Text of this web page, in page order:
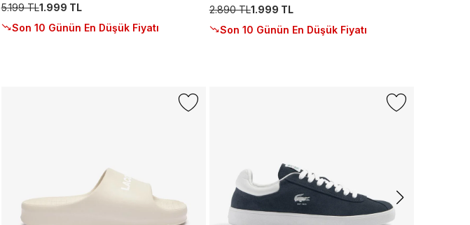
5.199 TL1.999 TL
Son 10 Günün En Düşük Fiyatı
2.890 TL1.999 TL
Son 10 Günün En Düşük Fiyatı